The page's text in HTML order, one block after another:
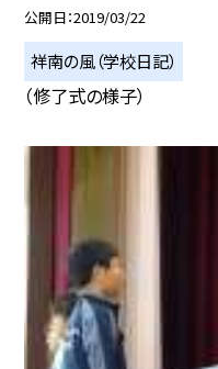
公開日 2019/03/22
祥南の風（学校日記）
（修了式の様子）